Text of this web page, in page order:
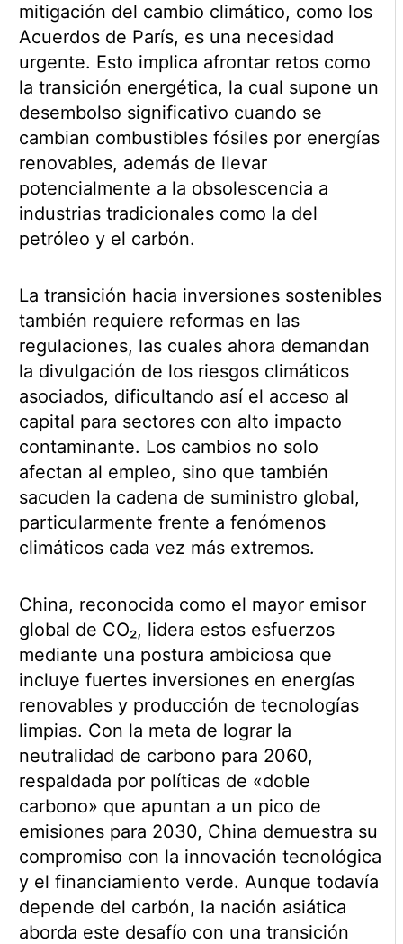
mitigación del cambio climático, como los
Acuerdos de París, es una necesidad
urgente. Esto implica afrontar retos como
la transición energética, la cual supone un
desembolso significativo cuando se
cambian combustibles fósiles por energías
renovables, además de llevar
potencialmente a la obsolescencia a
industrias tradicionales como la del
petróleo y el carbón.
La transición hacia inversiones sostenibles
también requiere reformas en las
regulaciones, las cuales ahora demandan
la divulgación de los riesgos climáticos
asociados, dificultando así el acceso al
capital para sectores con alto impacto
contaminante. Los cambios no solo
afectan al empleo, sino que también
sacuden la cadena de suministro global,
particularmente frente a fenómenos
climáticos cada vez más extremos.
China, reconocida como el mayor emisor
global de CO₂, lidera estos esfuerzos
mediante una postura ambiciosa que
incluye fuertes inversiones en energías
renovables y producción de tecnologías
limpias. Con la meta de lograr la
neutralidad de carbono para 2060,
respaldada por políticas de «doble
carbono» que apuntan a un pico de
emisiones para 2030, China demuestra su
compromiso con la innovación tecnológica
y el financiamiento verde. Aunque todavía
depende del carbón, la nación asiática
aborda este desafío con una transición